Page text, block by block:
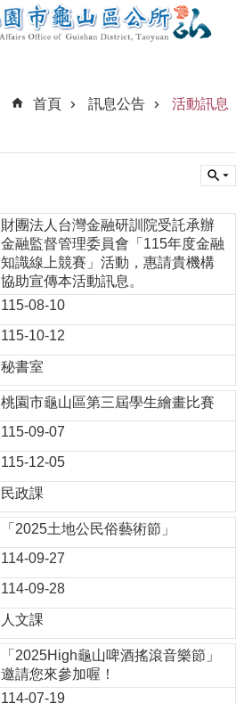
首頁
訊息公告 活動訊息
財團法人台灣金融研訓院受託承辦
金融監督管理委員會「115年度金融
知識線上競賽」活動，惠請貴機構
協助宣傳本活動訊息。
115-08-10
115-10-12
秘書室
桃園市龜山區第三屆學生繪畫比賽
115-09-07
115-12-05
民政課
「2025土地公民俗藝術節」
114-09-27
114-09-28
人文課
「2025High龜山啤酒搖滾音樂節」
邀請您來參加喔！
114-07-19